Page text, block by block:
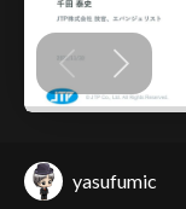
yasufumic